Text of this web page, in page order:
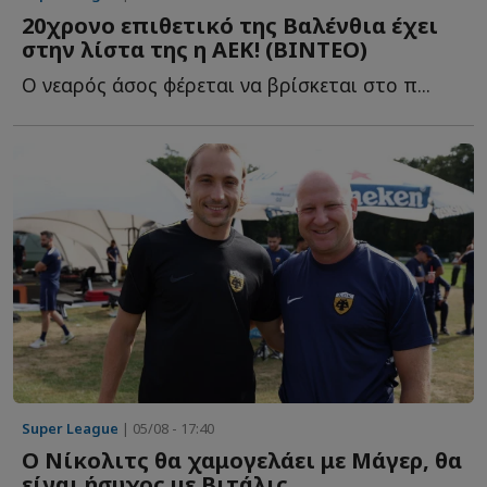
20χρονο επιθετικό της Βαλένθια έχει
στην λίστα της η ΑΕΚ! (ΒΙΝΤΕΟ)
Ο νεαρός άσος φέρεται να βρίσκεται στο π...
Super League | 05/08 - 17:40
Ο Νίκολιτς θα χαμογελάει με Μάγερ, θα